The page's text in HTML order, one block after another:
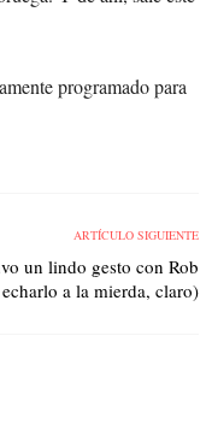
programado para
ARTÍCULO SIGUIENTE
un lindo gesto con Rob
a la mierda, claro)